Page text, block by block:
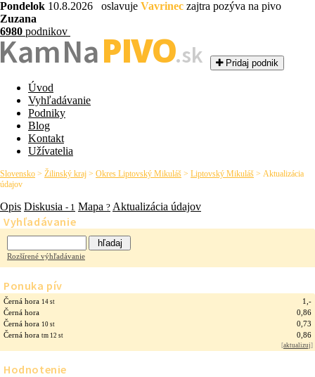
Pondelok 10.8.2026 oslavuje Vavrinec zajtra pozýva na pivo
Zuzana
6980 podnikovNaPIVO.sk Pridaj podnik
Úvod
Vyhľadávanie
Podniky
Blog
Kontakt
Užívatelia
Slovensko > Žilinský kraj > Okres Liptovský Mikuláš > Liptovský Mikuláš > Aktualizácia
údajov
Opis Diskusia - 1 Mapa ? Aktualizácia údajov
Vyhľadávanie
Rozšírené výhľadávanie
Ponuka pív
Černá hora 14 st
1,-
Černá hora
0,86
Černá hora 10 st
0,73
Černá hora tm 12 st 0,86
[aktualizuj]
Hodnotenie